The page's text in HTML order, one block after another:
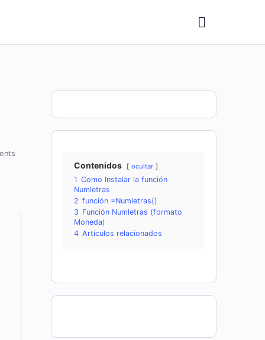
Contenidos ocultar
1 Como Instalar la función
Numletras
2 función =Numletras()
3 Función Numletras (formato
Moneda)
4 Artículos relacionados